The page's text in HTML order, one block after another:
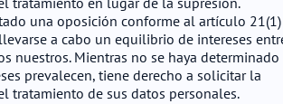
una oposición conforme al artículo 21(1)
a cabo un equilibrio de intereses
nuestros. Mientras no se haya determinado
prevalecen, tiene derecho a solicitar la
tratamiento de sus datos personales.